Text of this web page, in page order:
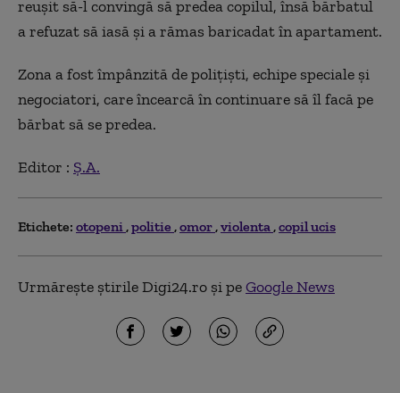
reușit să-l convingă să predea copilul, însă bărbatul
a refuzat să iasă și a rămas baricadat în apartament.
Zona a fost împânzită de polițiști, echipe speciale și
negociatori, care încearcă în continuare să îl facă pe
bărbat să se predea.
Editor : Ș.A.
Etichete: otopeni politie omor violenta copil ucis
Urmărește știrile Digi24.ro și peGoogle News